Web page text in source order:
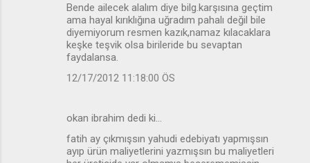
Bende ailecek alalım diye bilg.karşısına geçtim
ama hayal kırıklığına uğradım pahalı değil bile
diyemiyorum resmen kazık,namaz kılacaklara
keşke teşvik olsa birileride bu sevaptan
faydalansa.
12/17/2012 11:18:00 ÖS
okan ibrahim dedi ki…
fatih ay çıkmışsın yahudi edebiyatı yapmışsın
ayıp ürün maliyetlerini yazmışsın bu maliyetleri